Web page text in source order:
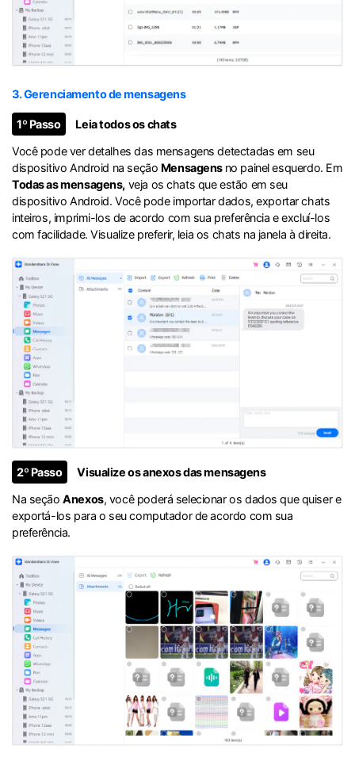
3. Gerenciamento de mensagens
1º Passo
Leia todos os chats
Você pode ver detalhes das mensagens detectadas em seu
dispositivo Android na seção Mensagens no painel esquerdo. Em
Todas as mensagens, veja os chats que estão em seu
dispositivo Android. Você pode importar dados, exportar chats
inteiros, imprimi-los de acordo com sua preferência e excluí-los
com facilidade. Visualize preferir, leia os chats na janela à direita.
2º Passo
Visualize os anexos das mensagens
Na seçãoAnexos, você poderá selecionar os dados que quiser e
exportá-los para o seu computador de acordo com sua
preferência.